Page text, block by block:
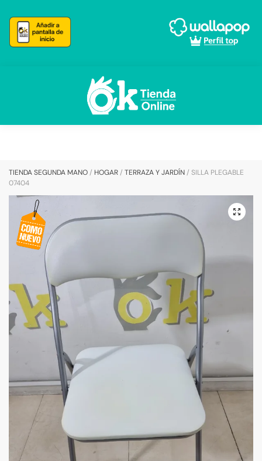
navigation
content
TIENDA SEGUNDA MANO/ HOGAR/ TERRAZA Y JARDÍN/ SILLA PLEGABLE
07404